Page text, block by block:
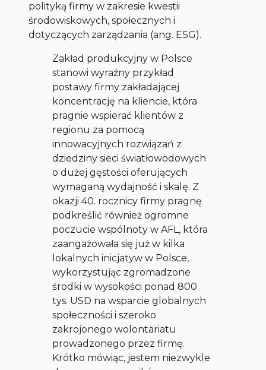
polityką firmy w zakresie kwestii
środowiskowych, społecznych i
dotyczących zarządzania (ang. ESG).
Zakład produkcyjny w Polsce
stanowi wyraźny przykład
postawy firmy zakładającej
koncentrację na kliencie, która
pragnie wspierać klientów z
regionu za pomocą
innowacyjnych rozwiązań z
dziedziny sieci światłowodowych
o dużej gęstości oferujących
wymaganą wydajność i skalę. Z
okazji 40. rocznicy firmy pragnę
podkreślić również ogromne
poczucie wspólnoty w AFL, która
zaangażowała się już w kilka
lokalnych inicjatyw w Polsce,
wykorzystując zgromadzone
środki w wysokości ponad 800
tys. USD na wsparcie globalnych
społeczności i szeroko
zakrojonego wolontariatu
prowadzonego przez firmę.
Krótko mówiąc, jestem niezwykle